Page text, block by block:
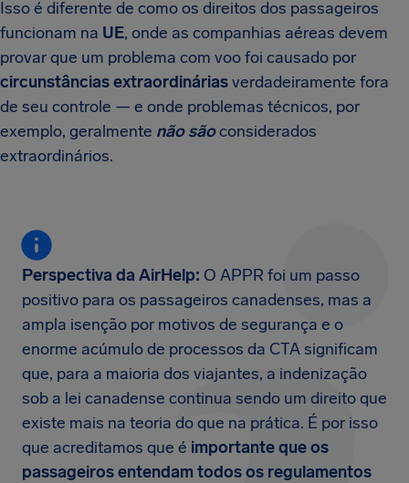
Isso é diferente de como os direitos dos passageiros
funcionam na UE, onde as companhias aéreas devem
provar que um problema com voo foi causado por
circunstâncias extraordináriasverdadeiramente fora
de seu controle — e onde problemas técnicos, por
exemplo, geralmente não sãoconsiderados
extraordinários.
Perspectiva da AirHelp: O APPR foi um passo
positivo para os passageiros canadenses, mas a
ampla isenção por motivos de segurança e o
enorme acúmulo de processos da CTA significam
que, para a maioria dos viajantes, a indenização
sob a lei canadense continua sendo um direito que
existe mais na teoria do que na prática. É por isso
que acreditamos que é importante que os
passageiros entendam todos os regulamentos